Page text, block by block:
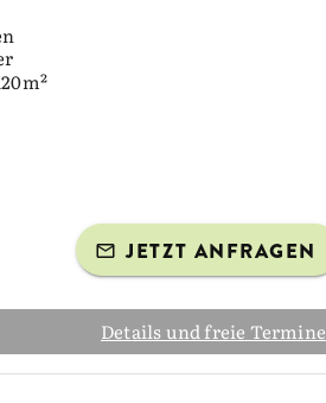
JETZT ANFRAGEN
Details und freie Termine